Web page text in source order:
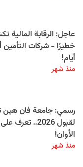
عاجل: الرقابة المالية
خطيرًا - شركات التأمين
أيام!
منذ شهر
رسمي: جامعة فان هين
لقبول 2026..
الأوان!
منذ شهر